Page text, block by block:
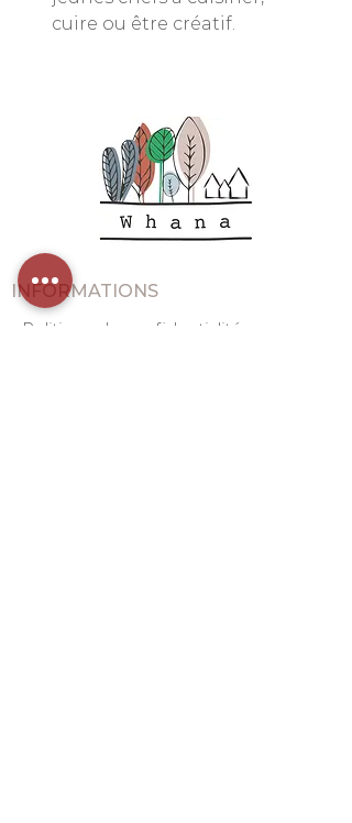
cuire ou être créatif.
INFORMATIONS
Politique de confidentialité